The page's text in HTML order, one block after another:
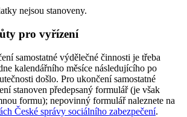
nejsou stanoveny.
pro vyřízení
samostatné výdělečné činnosti je třeba
kalendářního měsíce následujícího po
došlo. Pro ukončení samostatné
stanoven předepsaný formulář (je však
formu); nepovinný formulář naleznete na
České správy sociálního zabezpečení.